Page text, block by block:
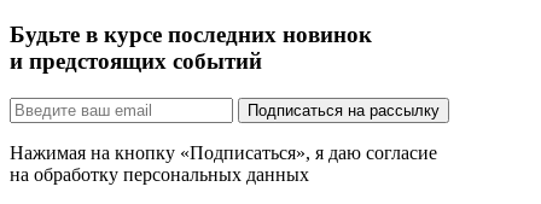
Будьте в курсе последних новинок
и предстоящих событий
Подписаться на рассылку
Нажимая на кнопку «Подписаться», я даю согласие
на обработку персональных данных